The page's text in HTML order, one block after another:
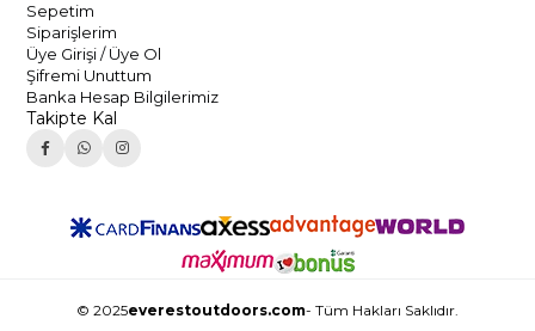
Sepetim
Siparişlerim
Üye Girişi / Üye Ol
Şifremi Unuttum
Banka Hesap Bilgilerimiz
Takipte Kal
© 2025everestoutdoors.com- Tüm Hakları Saklıdır.